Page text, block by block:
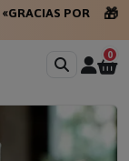
POR
🎁
0